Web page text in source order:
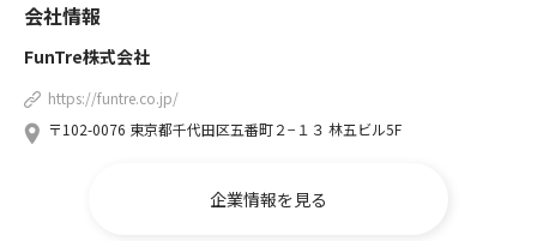
会社情報
FunTre株式会社
https://funtre.co.jp/
〒102-0076 東京都千代田区五番町２−１３ 林五ビル5F
企業情報を見る